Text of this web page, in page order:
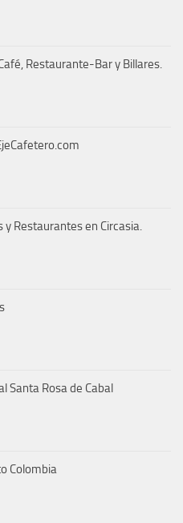
Restaurante-Bar y Billares.
y Restaurantes en Circasia.
Santa Rosa de Cabal
Colombia